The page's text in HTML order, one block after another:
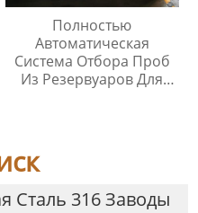
Полностью
Автоматическая
Система Отбора Проб
Из Резервуаров Для
Сталь 316 Заводы